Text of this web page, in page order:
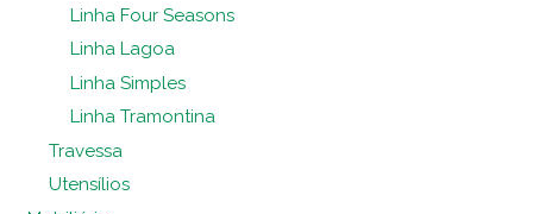
Linha Four Seasons
Linha Lagoa
Linha Simples
Linha Tramontina
Travessa
Utensílios